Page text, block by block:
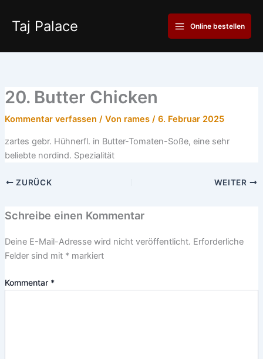
Inhalt
springen
Taj Palace
Main
Menu
Online bestellen
20. Butter Chicken
Kommentar verfassen / Von rames / 6. Februar 2025
zartes gebr. Hühnerfl. in Butter-Tomaten-Soße, eine sehr
beliebte nordind. Spezialität
ZURÜCK WEITER
Schreibe einen Kommentar
Deine E-Mail-Adresse wird nicht veröffentlicht. Erforderliche
Felder sind mit *markiert
Kommentar *